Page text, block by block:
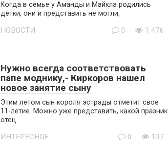
Когда в семье у Аманды и Майкла родились
детки, они и представить не могли,
НОВОСТИ 0 1 476
Нужно всегда соответствовать
папе моднику,- Киркоров нашел
новое занятие сыну
Этим летом сын короля эстрады отметит свое
11-летие. Можно уже представить, какой празник
отец
ИНТЕРЕСНОЕ 0 107